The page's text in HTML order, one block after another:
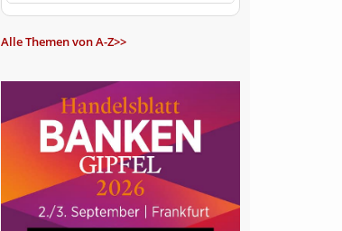
Alle Themen von A-Z>>